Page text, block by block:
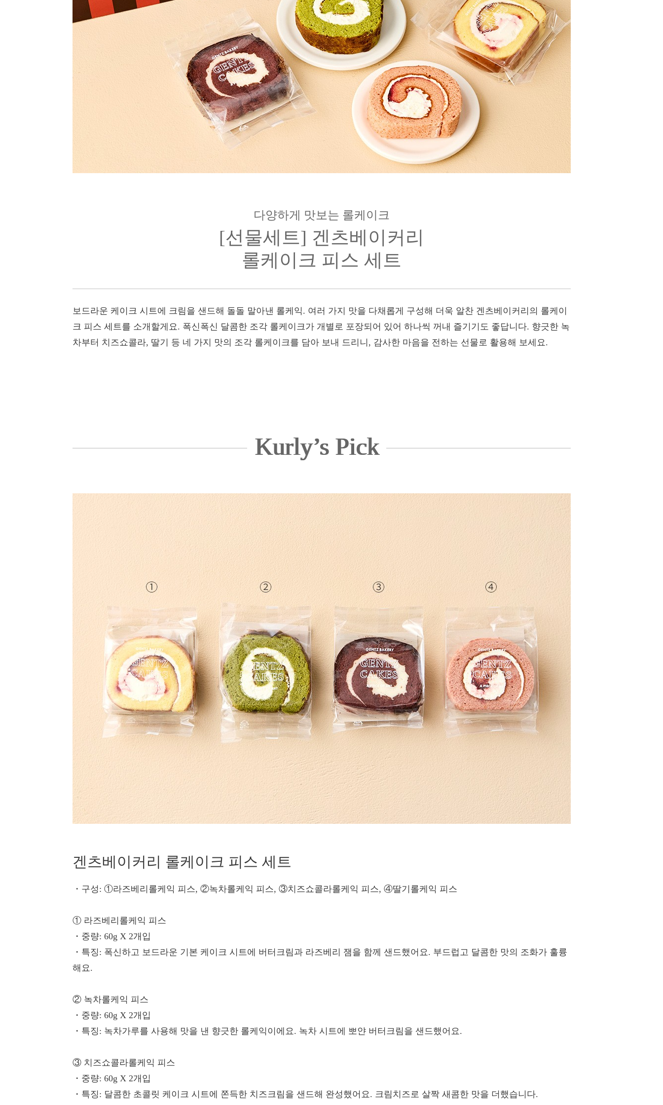
다양하게 맛보는 롤케이크
[선물세트] 겐츠베이커리
롤케이크 피스 세트
보드라운 케이크 시트에 크림을 샌드해 돌돌 말아낸 롤케익. 여러 가지 맛을 다채롭게 구성해 더욱 알찬 겐츠베이커리의 롤케이
크 피스 세트를 소개할게요. 폭신폭신 달콤한 조각 롤케이크가 개별로 포장되어 있어 하나씩 꺼내 즐기기도 좋답니다. 향긋한 녹
차부터 치즈쇼콜라, 딸기 등 네 가지 맛의 조각 롤케이크를 담아 보내 드리니, 감사한 마음을 전하는 선물로 활용해 보세요.
Kurly’s Pick
겐츠베이커리 롤케이크 피스 세트
・구성: ①라즈베리롤케익 피스, ②녹차롤케익 피스, ③치즈쇼콜라롤케익 피스, ④딸기롤케익 피스
① 라즈베리롤케익 피스
・중량: 60g X 2개입
・특징: 폭신하고 보드라운 기본 케이크 시트에 버터크림과 라즈베리 잼을 함께 샌드했어요. 부드럽고 달콤한 맛의 조화가 훌륭
해요.
② 녹차롤케익 피스
・중량: 60g X 2개입
・특징: 녹차가루를 사용해 맛을 낸 향긋한 롤케익이에요. 녹차 시트에 뽀얀 버터크림을 샌드했어요.
③ 치즈쇼콜라롤케익 피스
・중량: 60g X 2개입
・특징: 달콤한 초콜릿 케이크 시트에 쫀득한 치즈크림을 샌드해 완성했어요. 크림치즈로 살짝 새콤한 맛을 더했습니다.